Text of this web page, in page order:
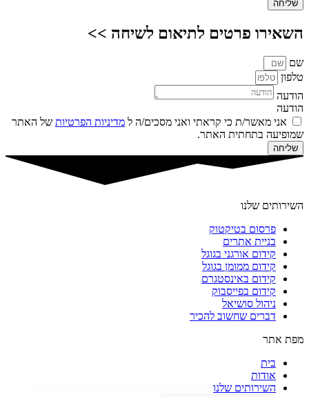
שליחה
השאירו פרטים לתיאום לשיחה >>
שם
טלפון
הודעה
הודעה
אני מאשר/ת כי קראתי ואני מסכים/ה ל מדיניות הפרטיות של האתר
שמופיעה בתחתית האתר.
שליחה
השירותים שלנו
פרסום בטיקטוק
בניית אתרים
קידום אורגני בגוגל
קידום ממומן בגוגל
קידום באינסטגרם
קידום בפייסבוק
ניהול סושיאל
דברים שחשוב להכיר
מפת אתר
בית
אודות
השירותים שלנו